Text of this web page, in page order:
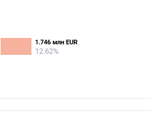
1.746 млн EUR
12.62%
1.746 млн EUR
12.62%